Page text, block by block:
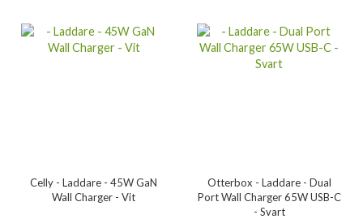
Celly - Laddare - 45W GaN
Wall Charger - Vit
Otterbox - Laddare - Dual
Port Wall Charger 65W USB-C
- Svart